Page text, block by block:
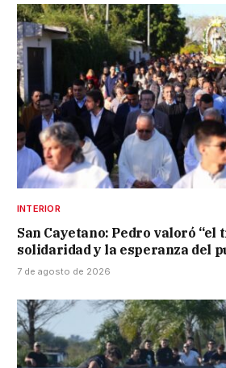
INTERIOR
San Cayetano: Pedro valoró “el
solidaridad y la esperanza del
7 de agosto de 2026